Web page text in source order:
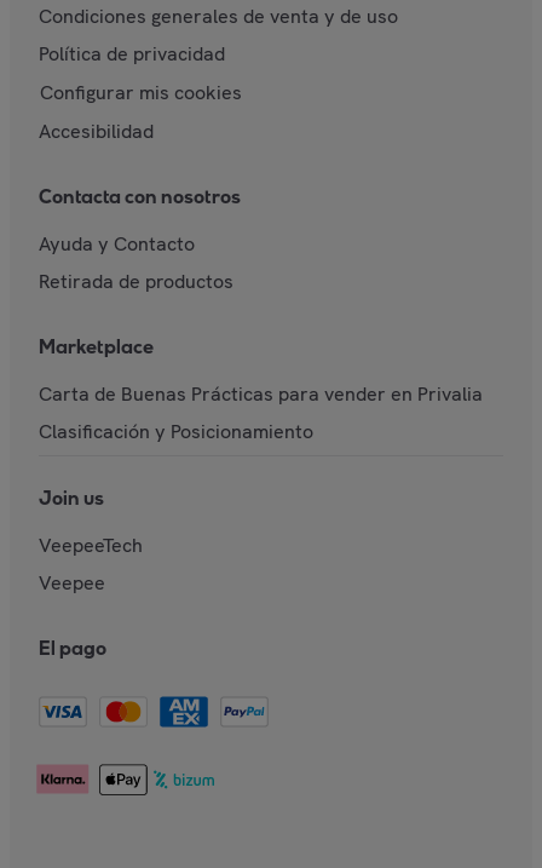
Condiciones generales de venta y de uso
Política de privacidad
Configurar mis cookies
Accesibilidad
Contacta con nosotros
Ayuda y Contacto
Retirada de productos
Marketplace
Carta de Buenas Prácticas para vender en Privalia
Clasificación y Posicionamiento
Join us
VeepeeTech
Veepee
El pago